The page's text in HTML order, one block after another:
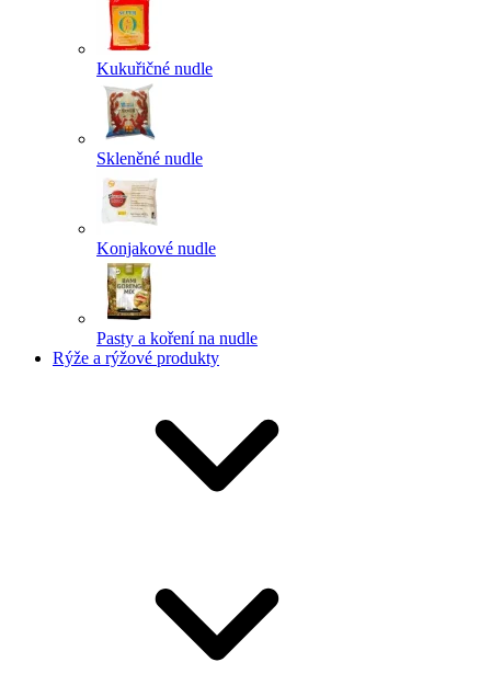
Kukuřičné nudle
Skleněné nudle
Konjakové nudle
Pasty a koření na nudle
Rýže a rýžové produkty